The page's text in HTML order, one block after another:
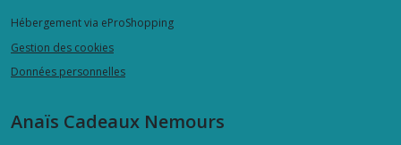
Hébergement via eProShopping
Gestion des cookies
Données personnelles
Anaïs Cadeaux Nemours